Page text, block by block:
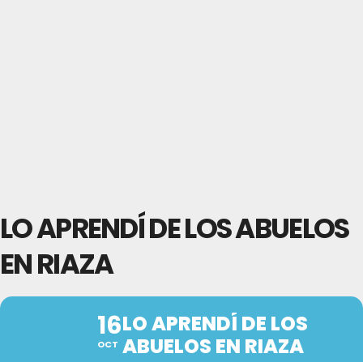
LO APRENDÍ DE LOS ABUELOS
EN RIAZA
16
OCT
LO APRENDÍ DE LOS
ABUELOS EN RIAZA